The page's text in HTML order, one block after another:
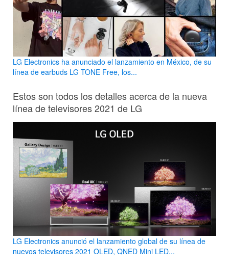
LG Electronics ha anunciado el lanzamiento en México, de su
línea de earbuds LG TONE Free, los...
Estos son todos los detalles acerca de la nueva
línea de televisores 2021 de LG
LG Electronics anunció el lanzamiento global de su línea de
nuevos televisores 2021 OLED, QNED Mini LED...